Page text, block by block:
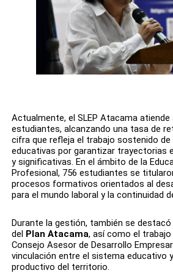
Actualmente, el SLEP Atacama atiende
estudiantes, alcanzando una tasa de
cifra que refleja el trabajo sostenido de
educativas por garantizar trayectorias
y significativas. En el ámbito de la
Profesional, 756 estudiantes se
procesos formativos orientados al
para el mundo laboral y la continuidad
Durante la gestión, también se
del Plan Atacama, así como el
Consejo Asesor de Desarrollo
vinculación entre el sistema educativo
productivo del territorio.